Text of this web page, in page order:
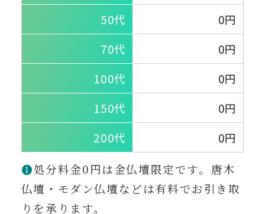
50代
0円
70代
0円
100代
0円
150代
0円
200代
0円
❶処分料金0円は金仏壇限定です。唐木
仏壇・モダン仏壇などは有料でお引き取
りを承ります。